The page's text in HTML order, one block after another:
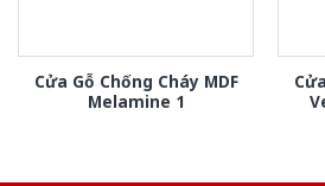
Cửa Gỗ Chống Cháy MDF
Melamine 1